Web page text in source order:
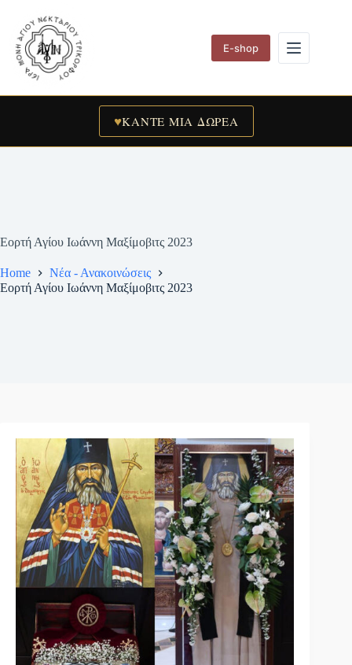
content
E-shop
♥ΚΑΝΤΕ ΜΙΑ ΔΩΡΕΑ
Εορτή Αγίου Ιωάννη Μαξίμοβιτς 2023
Home
Νέα - Ανακοινώσεις
Εορτή Αγίου Ιωάννη Μαξίμοβιτς 2023